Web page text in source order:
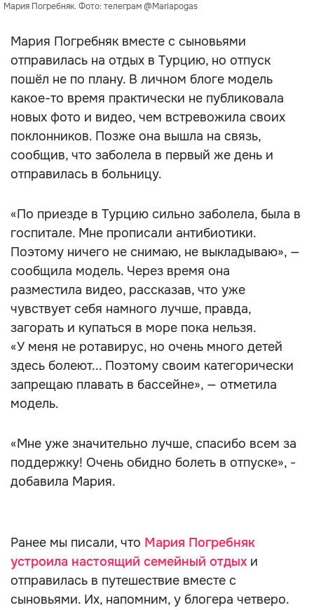
Мария Погребняк. Фото: телеграм @Mariapogas
Мария Погребняк вместе с сыновьями
отправилась на отдых в Турцию, но отпуск
пошёл не по плану. В личном блоге модель
какое-то время практически не публиковала
новых фото и видео, чем встревожила своих
поклонников. Позже она вышла на связь,
сообщив, что заболела в первый же день и
отправилась в больницу.
«По приезде в Турцию сильно заболела, была в
госпитале. Мне прописали антибиотики.
Поэтому ничего не снимаю, не выкладываю», —
сообщила модель. Через время она
разместила видео, рассказав, что уже
чувствует себя намного лучше, правда,
загорать и купаться в море пока нельзя.
«У меня не ротавирус, но очень много детей
здесь болеют... Поэтому своим категорически
запрещаю плавать в бассейне», — отметила
модель.
«Мне уже значительно лучше, спасибо всем за
поддержку! Очень обидно болеть в отпуске», -
добавила Мария.
Ранее мы писали, что Мария Погребняк
устроила настоящий семейный отдых и
отправилась в путешествие вместе с
сыновьями. Их, напомним, у блогера четверо.